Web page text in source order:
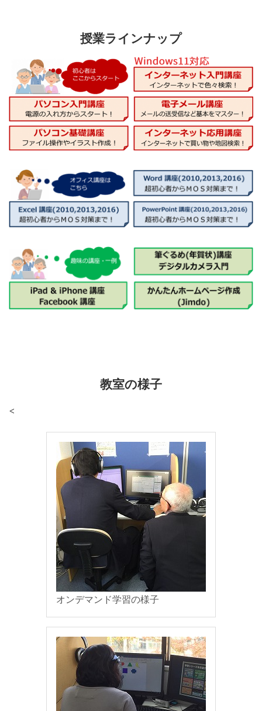
授業ラインナップ
教室の様子
<
オンデマンド学習の様子